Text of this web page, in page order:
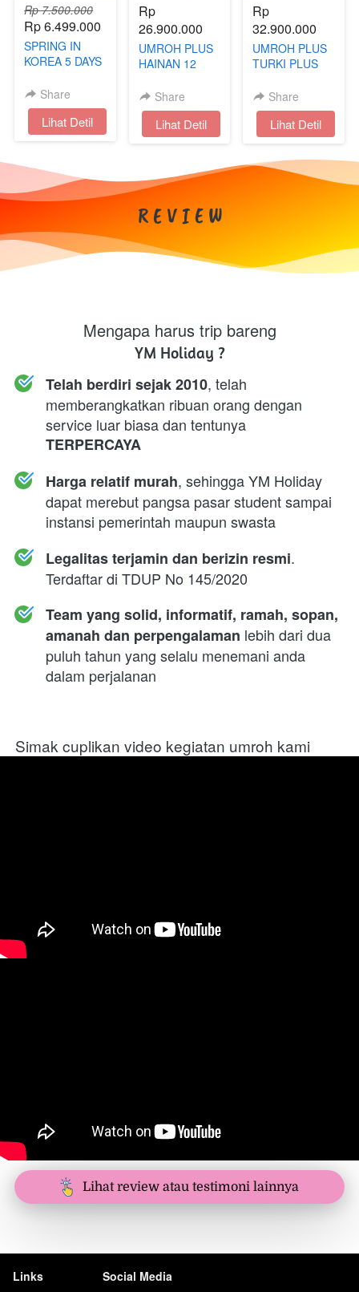
Rp 7.500.000
Rp 6.499.000
SPRING IN
KOREA 5 DAYS
Share
`Lihat Detil
Rp
26.900.000
UMROH PLUS
HAINAN 12
TAHUN
Share
`Lihat Detil
Rp
32.900.000
UMROH PLUS
TURKI PLUS
CAPPADOCIA
Share
`Lihat Detil
R E V I E W
Mengapa harus trip bareng
YM Holiday ?
Telah berdiri sejak 2010, telah
memberangkatkan ribuan orang dengan
TERPERCAYA
Harga relatif murah, sehingga YM Holiday
dapat merebut pangsa pasar student sampai
instansi pemerintah maupun swasta
Legalitas terjamin dan berizin resmi.
Terdaftar di TDUP No 145/2020
Team yang solid, informatif, ramah, sopan,
amanah dan perpengalaman lebih dari dua
puluh tahun yang selalu menemani anda
dalam perjalanan
Simak cuplikan video kegiatan umroh kami
` Lihat review atau testimoni lainnya
Links Social Media